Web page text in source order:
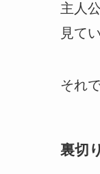
主人
見て
それ
裏切